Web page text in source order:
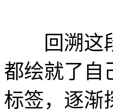
回溯这段
都绘就了自
标签，逐渐